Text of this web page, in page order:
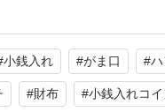
サテンのキルティング
小銭入れ #がま口 #
#財布 #小銭入れコ